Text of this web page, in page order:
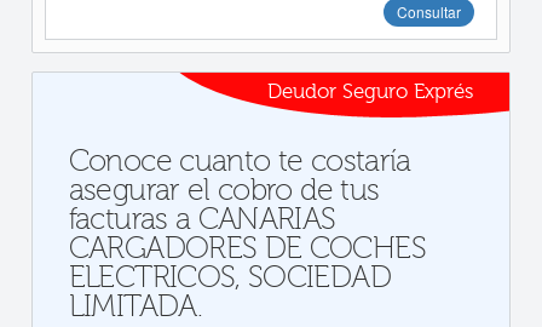
Consultar
Deudor Seguro Exprés
Conoce cuanto te costaría
asegurar el cobro de tus
facturas a CANARIAS
CARGADORES DE COCHES
ELECTRICOS, SOCIEDAD
LIMITADA.